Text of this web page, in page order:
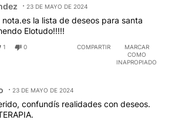
23 DE MAYO DE 2024
nota.es la lista de deseos para santa
Elotudo!!!!!
1 0 COMPARTIR
MARCAR
COMO
INAPROPIADO
23 DE MAYO DE 2024
confundís realidades con deseos.